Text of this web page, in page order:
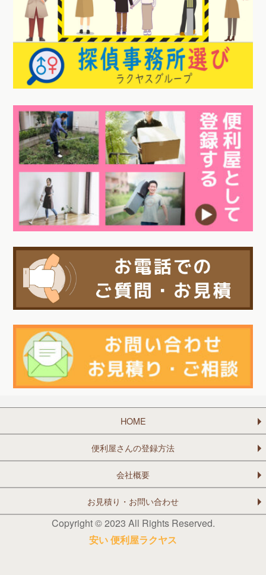
HOME
便利屋さんの登録方法
会社概要
お見積り・お問い合わせ
Copyright © 2023 All Rights Reserved.
安い 便利屋ラクヤス